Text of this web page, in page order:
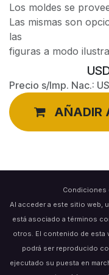
Los moldes se
Las mismas son
las
figuras a modo
Precio s/Imp. Nac.:
AÑADIR
Condiciones
Al acceder a este sitio web,
está asociado a términos
otros. El contenido de esta
podrá ser reproducido
ejecutado su puesta en